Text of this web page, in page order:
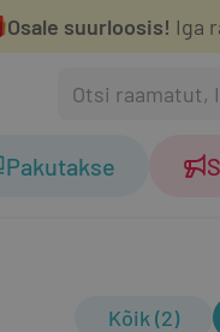
Osale suurloosis! Iga
Pakutakse
Kõik (2)